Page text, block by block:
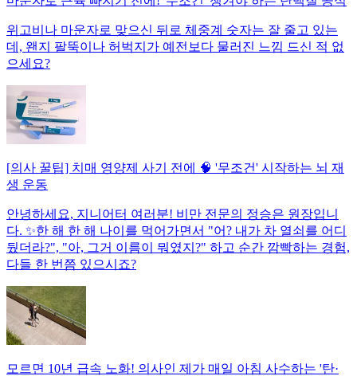
위고비나 마운자로 맞으신 뒤로 체중계 숫자는 잘 줄고 있는
데, 왠지 팔뚝이나 허벅지가 예전보다 물러진 느낌 드신 적 없
으세요?
[의사 꿀팁] 치매 영양제 사기 전에 🧠 '무조건' 시작하는 뇌 재
생 운동
안녕하세요, 지니어터 여러분! 비만 전문의 정승은 원장입니
다. ✨한 해 한 해 나이를 먹어가면서 "어? 내가 차 열쇠를 어디
뒀더라?", "아, 그거 이름이 뭐였지?" 하고 순간 깜빡하는 경험,
다들 한 번쯤 있으시죠?
모르면 10년 급속 노화! 의사인 제가 매일 아침 사수하는 '탄·